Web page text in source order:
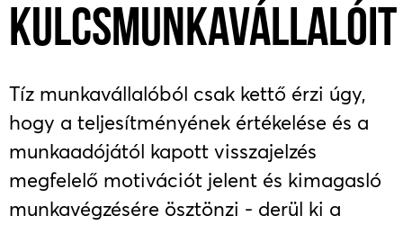
KULCSMUNKAVÁLLALÓIT
Tíz munkavállalóból csak kettő érzi úgy,
hogy a teljesítményének értékelése és a
munkaadójától kapott visszajelzés
megfelelő motivációt jelent és kimagasló
munkavégzésére ösztönzi - derül ki a